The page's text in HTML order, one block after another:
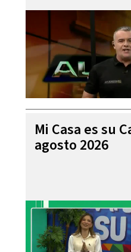
Mi Casa es su
agosto 2026